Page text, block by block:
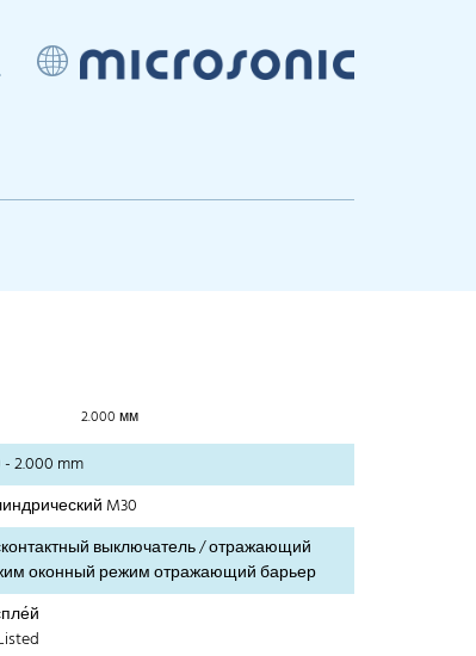
2.000 мм
2.000 mm
M30
выключатель / отражающий
оконный режим отражающий барьер